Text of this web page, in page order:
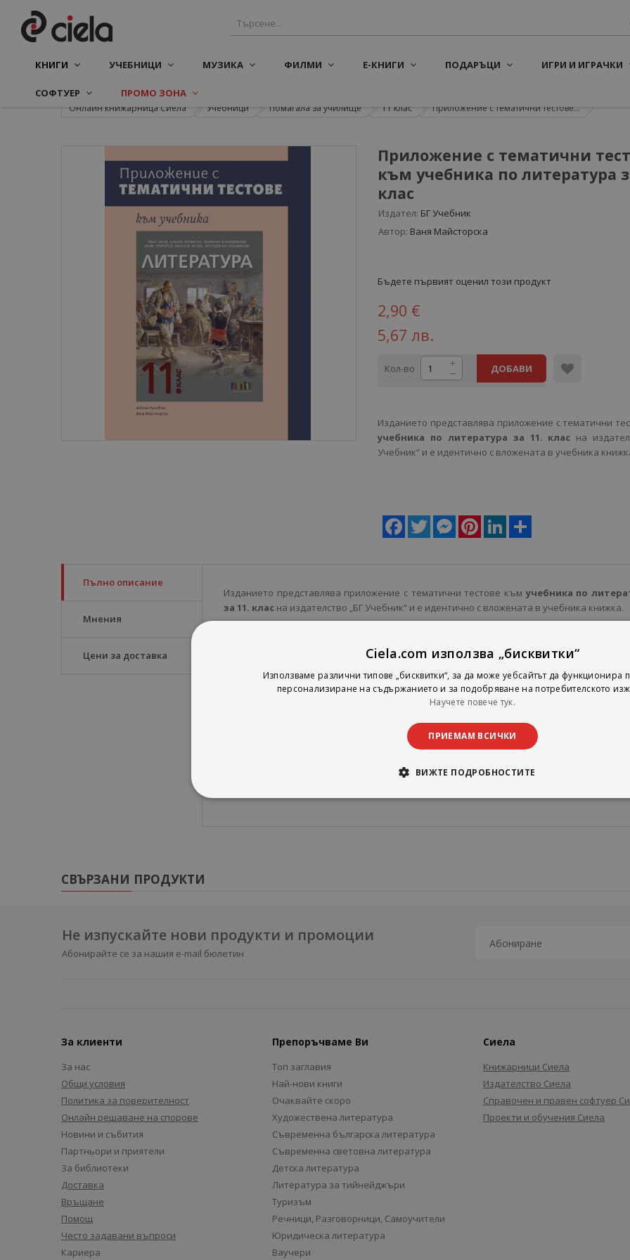
КНИГИ УЧЕБНИЦИ МУЗИКА ФИЛМИ Е-КНИГИ ПОДАРЪЦИ ИГРИ И ИГРАЧКИ
СОФТУЕР ПРОМО ЗОНА
Онлайн книжарница Сиела Учебници Помагала за училище 11 клас Приложение с тематични тестове...
Приложение с тематични
към учебника по литература
клас
Издател: БГ Учебник
Автор: Ваня Майсторска
Бъдете първият оценил този продукт
2,90 €
5,67 лв.
Кол-во ДОБАВИ
Изданието представлява приложение с тематични
учебника по литература за 11. клас на
Учебник“ и е идентично с вложената в учебника
Facebook
Twitter MessengerPinterestLinkedIn
Пълно описание
Мнения
Цени за доставка
Изданието представлява приложение с тематични тестове към учебника по
за 11. клас на издателство „БГ Учебник“ и е идентично с вложената в учебника книжка.
Издание, което съдържа същите тестове по литература, както и тестовете по
език от приложението към учебника за 11. клас, всички с включени отговори, е
Продуктът не подлежи на връщане или замяна!
СВЪРЗАНИ ПРОДУКТИ
Не изпускайте нови продукти и промоции
Абонирайте се за нашия e-mail бюлетин
За клиенти
За нас
Общи условия
Политика за поверителност
Онлайн решаване на спорове
Новини и събития
Партньори и приятели
За библиотеки
Доставка
Връщане
Помощ
Често задавани въпроси
Кариера
Препоръчваме Ви
Топ заглавия
Най-нови книги
Очаквайте скоро
Художествена литература
Съвременна българска литература
Съвременна световна литература
Детска литература
Литература за тийнейджъри
Туризъм
Речници, Разговорници, Самоучители
Юридическа литература
Ваучери
Сиела
Книжарници Сиела
Издателство Сиела
Справочен и правен софтуер
Проекти и обучения Сиела
Ciela.com използва „бисквитки“
Използваме различни типове „бисквитки“, за да може уебсайтът да функционира
персонализиране на съдържанието и за подобряване на потребителското
Научете повече тук.
ПРИЕМАМ ВСИЧКИ
ВИЖТЕ ПОДРОБНОСТИТЕ